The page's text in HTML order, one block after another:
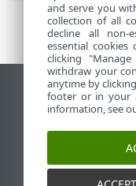
Masaüstü
End of Life
ESET Bilgi
ESET Status
and serve you
collection of all
decline all non-
essential
clicking
withdraw your
anytime by
footer or in your
information, see